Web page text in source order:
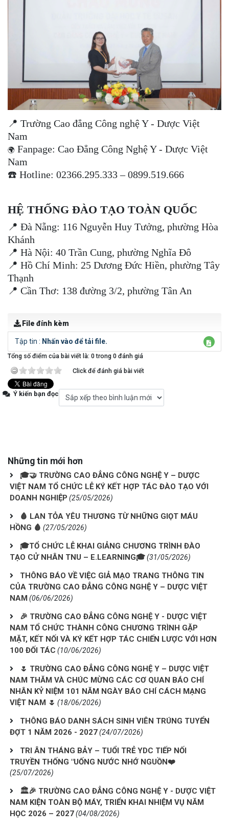
📍 Trường Cao đẳng Công nghệ Y - Dược Việt
Nam
🌍 Fanpage: Cao Đẳng Công Nghệ Y - Dược Việt
Nam
☎️ Hotline: 02366.295.333 – 0899.519.666
HỆ THỐNG ĐÀO TẠO TOÀN QUỐC
📍 Đà Nẵng: 116 Nguyễn Huy Tưởng, phường Hòa
Khánh
📍 Hà Nội: 40 Trần Cung, phường Nghĩa Đô
📍 Hồ Chí Minh: 25 Dương Đức Hiền, phường Tây
Thạnh
📍 Cần Thơ: 138 đường 3/2, phường Tân An
File đính kèm
Tập tin : Nhấn vào để tải file.
Tổng số điểm của bài viết là: 0 trong 0 đánh giá
Click để đánh giá bài viết
Ý kiến bạn đọc
Những tin mới hơn
🎓🤝 TRƯỜNG CAO ĐẲNG CÔNG NGHỆ Y – DƯỢC
VIỆT NAM TỔ CHỨC LỄ KÝ KẾT HỢP TÁC ĐÀO TẠO VỚI
DOANH NGHIỆP (25/05/2026)
🩸 LAN TỎA YÊU THƯƠNG TỪ NHỮNG GIỌT MÁU
HỒNG 🩸 (27/05/2026)
🎓TỔ CHỨC LỄ KHAI GIẢNG CHƯƠNG TRÌNH ĐÀO
TẠO CỬ NHÂN TNU – E.LEARNING🎓(31/05/2026)
THÔNG BÁO VỀ VIỆC GIẢ MẠO TRANG THÔNG TIN
CỦA TRƯỜNG CAO ĐẲNG CÔNG NGHỆ Y – DƯỢC VIỆT
NAM (06/06/2026)
🎉 TRƯỜNG CAO ĐẲNG CÔNG NGHỆ Y - DƯỢC VIỆT
NAM TỔ CHỨC THÀNH CÔNG CHƯƠNG TRÌNH GẶP
MẶT, KẾT NỐI VÀ KÝ KẾT HỢP TÁC CHIẾN LƯỢC VỚI HƠN
100 ĐỐI TÁC (10/06/2026)
🌷 TRƯỜNG CAO ĐẲNG CÔNG NGHỆ Y – DƯỢC VIỆT
NAM THĂM VÀ CHÚC MỪNG CÁC CƠ QUAN BÁO CHÍ
NHÂN KỶ NIỆM 101 NĂM NGÀY BÁO CHÍ CÁCH MẠNG
VIỆT NAM 🌷 (18/06/2026)
THÔNG BÁO DANH SÁCH SINH VIÊN TRÚNG TUYỂN
ĐỢT 1 NĂM 2026 - 2027(24/07/2026)
TRI ÂN THÁNG BẢY – TUỔI TRẺ YDC TIẾP NỐI
TRUYỀN THỐNG "UỐNG NƯỚC NHỚ NGUỒN❤️
(25/07/2026)
🏛️🎉 TRƯỜNG CAO ĐẲNG CÔNG NGHỆ Y - DƯỢC VIỆT
NAM KIỆN TOÀN BỘ MÁY, TRIỂN KHAI NHIỆM VỤ NĂM
HỌC 2026 – 2027(04/08/2026)